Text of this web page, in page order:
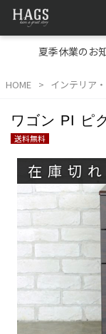
夏季休業のお
HOME インテリア
ワゴン PI ピ
送料無料
在庫切れ